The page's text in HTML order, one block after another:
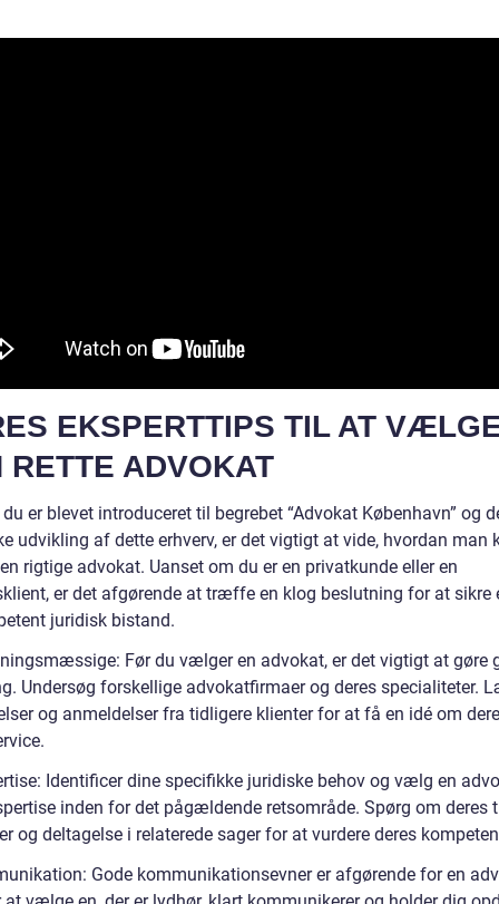
EKSPERTTIPS TIL AT
RETTE ADVOKAT
er blevet introduceret til begrebet “Advokat København” og
udvikling af dette erhverv, er det vigtigt at vide, hvordan man
rigtige advokat. Uanset om du er en privatkunde eller en
er det afgørende at træffe en klog beslutning for at sikre
juridisk bistand.
Før du vælger en advokat, er det vigtigt at gøre
Undersøg forskellige advokatfirmaer og deres specialiteter.
og anmeldelser fra tidligere klienter for at få en idé om
Identificer dine specifikke juridiske behov og vælg en
inden for det pågældende retsområde. Spørg om deres
og deltagelse i relaterede sager for at vurdere deres
Gode kommunikationsevner er afgørende for en